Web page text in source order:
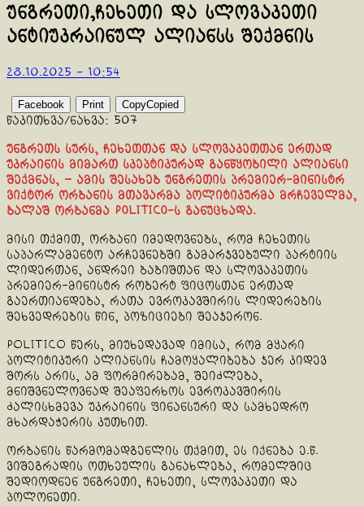
უნგრეთი,ჩეხეთი და სლოვაკეთი
ანტიუკრაინულ ალიანსს შექმნის
28.10.2025 - 10:54
Facebook Print CopyCopied
წაკითხვა/ნახვა: 507
უნგრეთს სურს, ჩეხეთთან და სლოვაკეთთან ერთად
უკრაინის მიმართ სკეპტიკურად განწყობილი ალიანსი
შექმნას, – ამის შესახებ უნგრეთის პრემიერ-მინისტრ
ვიქტორ ორბანის მთავარმა პოლიტიკურმა მრჩეველმა,
ბალაშ ორბანმა Politico-ს განუცხადა.
მისი თქმით, ორბანი იმედოვნებს, რომ ჩეხეთის
საპარლამენტო არჩევნებში გამარჯვებული პარტიის
ლიდერთან, ანდრეი ბაბიშთან და სლოვაკეთის
პრემიერ-მინისტრ რობერტ ფიცოსთან ერთად
გაერთიანდება, რათა ევროკავშირის ლიდერების
შეხვედრების წინ, პოზიციები შეაჯერონ.
POLITICO წერს, მიუხედავად იმისა, რომ მყარი
პოლიტიკური ალიანსის ჩამოყალიბება ჯერ კიდევ
შორს არის, ამ ფორმირებამ, შეიძლება,
მნიშვნელოვნად შეაფერხოს ევროკავშირის
ძალისხმევა უკრაინის ფინანსური და სამხედრო
მხარდაჭერის კუთხით.
ორბანის წარმომადგენლის თქმით, ეს იქნება ე.წ.
ვიშეგრადის ოთხეულის განახლება, რომელშიც
შედიოდნენ უნგრეთი, ჩეხეთი, სლოვაკეთი და
პოლონეთი.